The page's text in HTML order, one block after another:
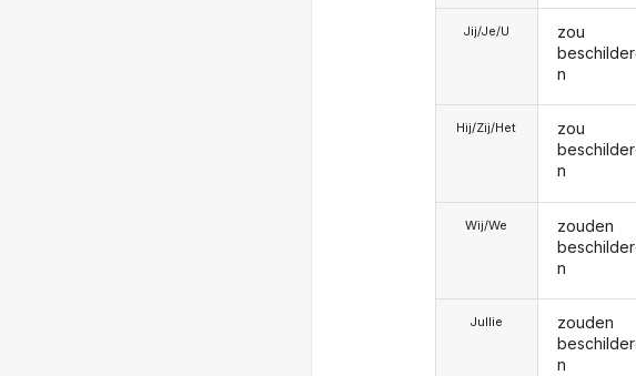
Jij/Je/U
Hij/Zij/Het
Wij/We
Jullie
zou
n
zou
n
zouden
n
zouden
n